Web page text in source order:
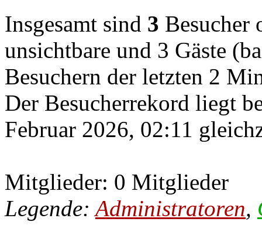
Insgesamt sind 3 Besucher
unsichtbare und 3 Gäste
Besuchern der letzten 2
Der Besucherrekord liegt
Februar 2026, 02:11
Mitglieder: 0 Mitglieder
Legende:Administratoren,